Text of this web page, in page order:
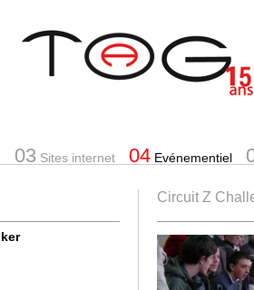
03 Sites internet 04Evénementiel
Circuit Z